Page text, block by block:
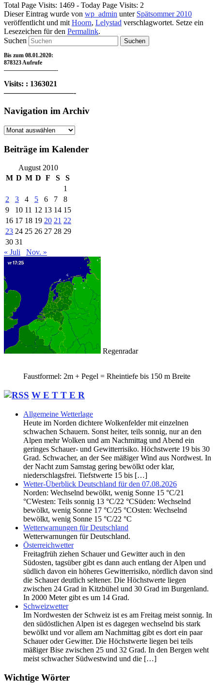
Total Page Visits: 1469 - Today Page Visits: 2
Dieser Eintrag wurde von wp_admin unter Spätsommer 2010
veröffentlicht und mit Hoorn, Lelystad verschlagwortet. Setze ein
Lesezeichen für den Permalink.
Suchen
Bis zum 08.01.2020:
878323 Aufrufe
—————————-
Visits: : 1363021
—————————-
Navigation im Archiv
Navigation
Archiv
Beiträge im Kalender
August 2010
M D M D F S
S
1
2
3 4 5 6 7
8
9
10 11 12 13 14 15
16 17 18 19 20 21 22
23 24 25 26 27 28 29
30 31
« Juli
Nov. »
Regenradar
Faustformel: 2m + Pegel = Rheintiefe bis 150 m Breite
W E T T E R
Allgemeine Wetterlage
Heute im Norden dichtere Wolkenfelder mit einzelnen
schwachen Schauern. Sonst heiter, teils sonnig, nur an den
Alpen mehr Wolken und am Nachmittag und Abend ein
geringes Schauer- und Gewitterrisiko. Höchstwerte 19 bis 30
Grad. Schwacher, an der See mäßiger Wind aus Nordwest. In
der Nacht zum Samstag gering bewölkt oder klar,
niederschlagsfrei. Tiefstwerte 15 bis […]
Wetter-Überblick Deutschland für den 07.08.2026
Norden: Wechselnd bewölkt, wenig Sonne 15 °C/21
°CWesten: Teils sonnig 13 °C/22 °CSüden: Wechselnd
bewölkt, wenig Sonne 17 °C/25 °COsten: Wechselnd
bewölkt, wenig Sonne 15 °C/22 °C
Wetterwarnungen für Deutschland
Wetterwarnungen für Deutschland.
Österreichwetter
Freitagfrüh ziehen Schauer und Gewitter auch in den
Südosten, tagsüber gibt es dann auch entlang der Alpen und
südlich davon ein höheres Gewitterrisiko, nördlich davon sind
die Schauer deutlich seltener. Die Höchstwerte liegen
zwischen 24 Grad in Kitzbühel und 30 Grad im Burgenland.
In 2000 Meter gibt es um 14 Grad.
Schweizwetter
Im Nordwesten der Schweiz ist es am Freitag meist sonnig. In
den südöstlichen Alpen ist es dagegen wechselnd bis stark
bewölkt und vor allem am Nachmittag gibt es dort ein paar
Schauer oder Gewitter. Die Höchstwerte liegen bei teils
mäßiger Bise zwischen 25 und 32 Grad. In den Bergen weht
meist schwacher Südwestwind und die […]
Wichtige Wörter